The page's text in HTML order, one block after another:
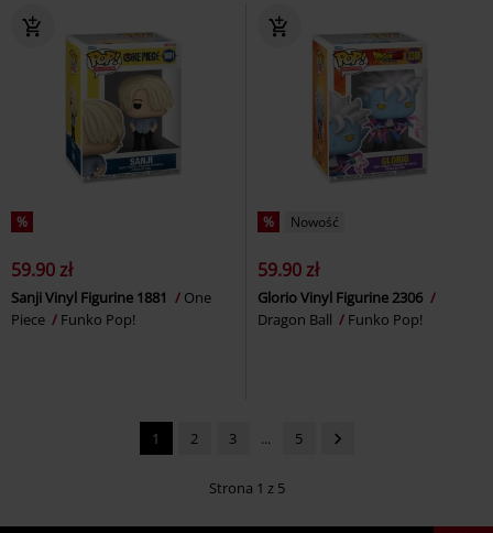
%
59.90 zł
Sanji Vinyl Figurine 1881
One
Piece
Funko Pop!
% Nowość
59.90 zł
Glorio Vinyl Figurine 2306
Dragon Ball
Funko Pop!
1 2 3 ... 5
Strona 1 z 5